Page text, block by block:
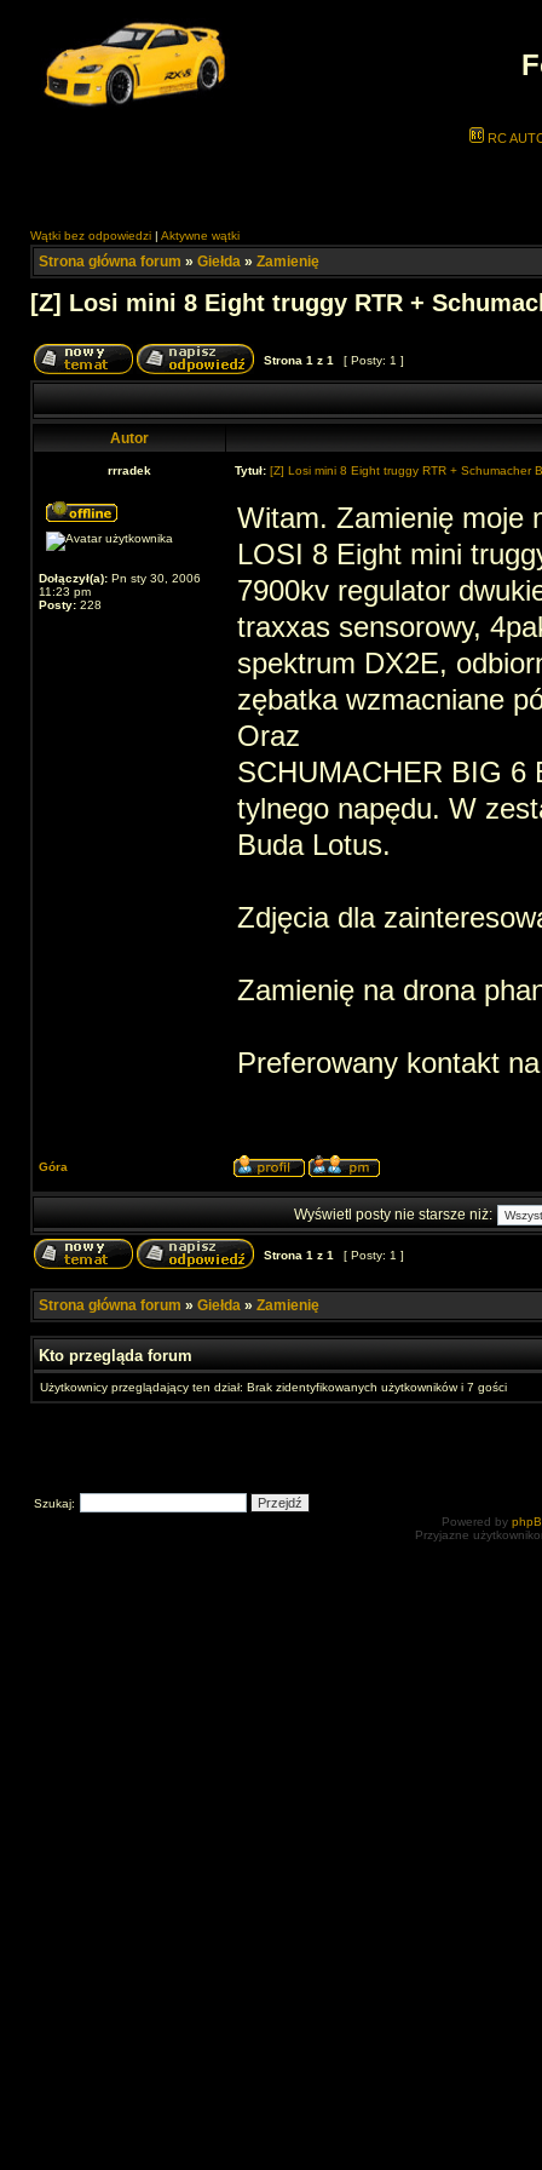
RC
Wątki bez odpowiedzi | Aktywne wątki
Strona główna forum » Giełda » Zamienię
[Z] Losi mini 8 Eight truggy RTR +
Strona 1 z 1 [ Posty: 1 ]
Autor
rrradek Tytuł: [Z] Losi mini 8 Eight truggy RTR + Schumacher
Dołączył(a): Pn sty 30, 2006
11:23 pm
Posty: 228
Witam. Zamienię moje
LOSI 8 Eight mini
7900kv regulator
traxxas sensorowy,
spektrum DX2E,
zębatka wzmacniane
Oraz
SCHUMACHER BIG 6
tylnego napędu. W
Buda Lotus.
Zdjęcia dla
Zamienię na drona
Preferowany kontakt
Góra
Wyświetl posty nie starsze niż:
Strona 1 z 1 [ Posty: 1 ]
Strona główna forum » Giełda » Zamienię
Kto przegląda forum
Użytkownicy przeglądający ten dział: Brak zidentyfikowanych użytkowników i 7 gości
Szukaj:
Powered by
Przyjazne